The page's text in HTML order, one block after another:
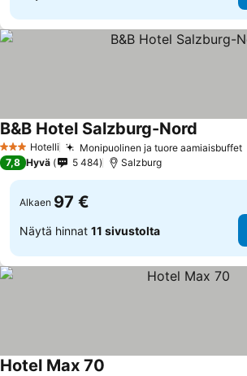
3 Tähtiluokitus
Hotelli Monipuolinen ja tuore aamiaisbuffet
B&B Hotel Salzburg-Nord
7,8 Hyvä 5 484 Salzburg
Alkaen 97 €
Näytä hinnat 11 sivustolta
Hotel Max 70